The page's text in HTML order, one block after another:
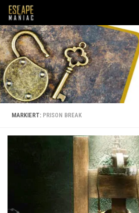
Unter dem Inhalt
MARKIERT: PRISON BREAK